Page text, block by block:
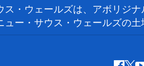
・ウェールズは、アボリジ
ュー・サウス・ウェールズの